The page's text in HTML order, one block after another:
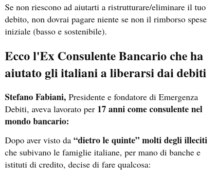
Se non riescono ad aiutarti a ristrutturare/eliminare il tuo
debito, non dovrai pagare niente se non il rimborso spese
iniziale (basso e sostenibile).
Ecco l'Ex Consulente Bancario che ha
aiutato gli italiani a liberarsi dai debiti
Stefano Fabiani, Presidente e fondatore di Emergenza
Debiti, aveva lavorato per 17 anni come consulente nel
mondo bancario:
Dopo aver visto da “dietro le quinte” molti degli illeciti
che subivano le famiglie italiane, per mano di banche e
istituti di credito, decise di fare qualcosa: